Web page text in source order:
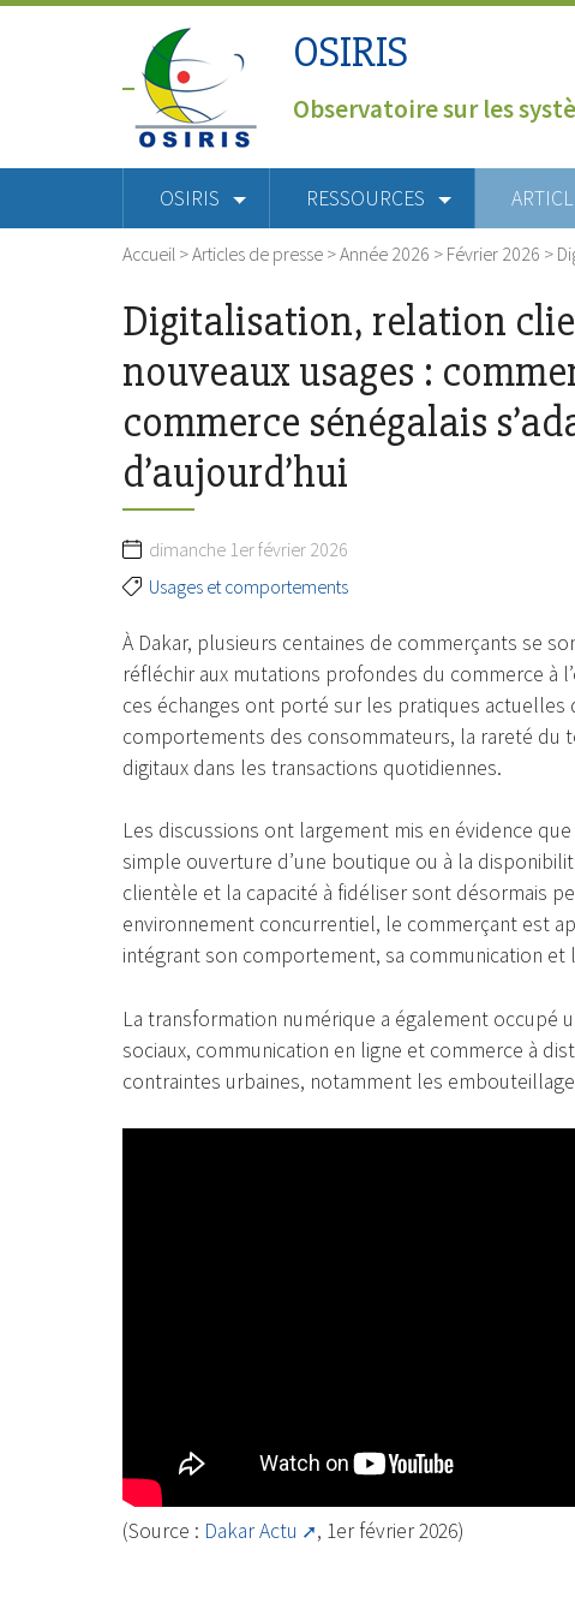
OSIRIS
Observatoire sur les
OSIRIS RESSOURCES
Accueil >Articles de presse >Année 2026 > Février 2026 >
Digitalisation, relation
nouveaux usages :
commerce sénégalais
d’aujourd’hui
dimanche 1er février 2026
Usages et comportements
À Dakar, plusieurs centaines de commerçants se
réfléchir aux mutations profondes du commerce à
ces échanges ont porté sur les pratiques actuelles
comportements des consommateurs, la rareté du
digitaux dans les transactions quotidiennes.
Les discussions ont largement mis en évidence
simple ouverture d’une boutique ou à la
clientèle et la capacité à fidéliser sont désormais
environnement concurrentiel, le commerçant est
intégrant son comportement, sa communication et
La transformation numérique a également occupé
sociaux, communication en ligne et commerce à
contraintes urbaines, notamment les
(Source : Dakar Actu , 1er février 2026)